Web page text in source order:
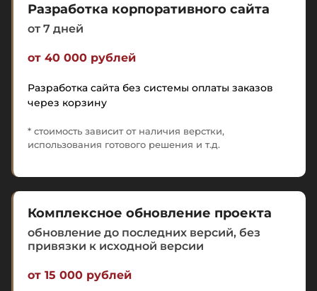
Разработка корпоративного сайта
от 7 дней
от 40 000 рублей
Разработка сайта без системы оплаты заказов
через корзину
* стоимость зависит от наличия верстки,
использования готового решения и т.д.
Комплексное обновление проекта
обновление до последних версий, без
привязки к исходной версии
от 15 000 рублей